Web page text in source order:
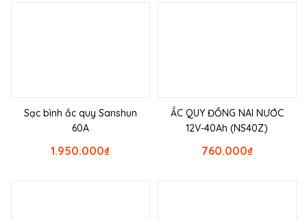
Sạc bình ắc quy Sanshun
60A
₫
1.950.000
ẮC QUY ĐỒNG NAI NƯỚC
12V-40Ah (NS40Z)
₫
760.000